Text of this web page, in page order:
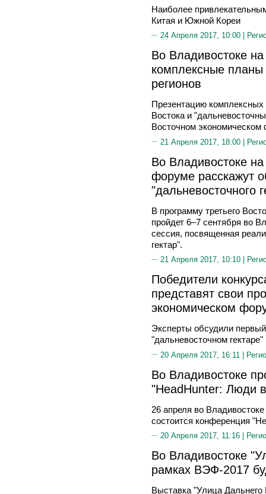
Наиболее
Китая и Южной Кореи
24 Апреля 2017, 10:00 |
Во Владивостоке
комплексные планы
регионов
Презентацию комплексных
Востока и
Восточном экономическом
21 Апреля 2017, 18:00 |
Во Владивостоке
форуме расскажут
"дальневосточного
В программу третьего
пройдет 6–7 сентября во
сессия, посвященная
гектар".
21 Апреля 2017, 10:10 |
Победители
представят свои
экономическом
Эксперты обсудили
"дальневосточном гектаре"
20 Апреля 2017, 16:11 |
Во Владивостоке
"HeadHunter: Люди
26 апреля во
состоится конференция
20 Апреля 2017, 11:16 |
Во Владивостоке
рамках ВЭФ-2017
Выставка "Улица Дальнего